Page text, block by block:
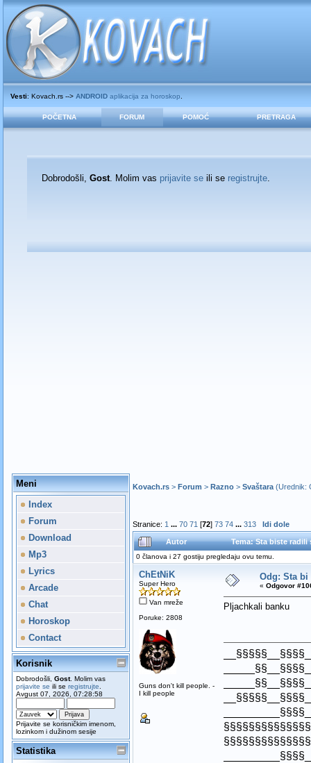
Vesti: Kovach.rs --> ANDROIDaplikacija za horoskop
POČETNA FORUM POMOĆ PRETRAGA
Dobrodošli, Gost. Molim vas prijavite seili se registrujte.
Meni
Index
Forum
Download
Mp3
Lyrics
Arcade
Chat
Horoskop
Contact
Korisnik
Dobrodošli, Gost. Molim vas
prijavite se ili se registrujte
Avgust 07, 2026, 07:28:58
Prijavite se korisničkim imenom,
lozinkom i dužinom sesije
Statistika
Kovach.rs> Forum > Razno> Svaštara(Urednik:
Stranice: 1 ... 70 71 [72] 73 74 ... 313 Idi dole
Autor Tema: Sta biste
0 članova i 27 gostiju pregledaju ovu temu.
ChEtNiK
Super Hero
Van mreže
Poruke: 2808
Guns don't kill people. -
I kill people
Odg: Sta
« Odgovor
Pljachkali banku